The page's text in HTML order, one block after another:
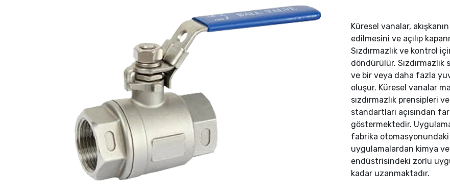
Küresel vanalar,
edilmesini ve açılıp
Sızdırmazlık ve kontrol
döndürülür. Sızdırmazlık
ve bir veya daha fazla
oluşur. Küresel vanalar
sızdırmazlık prensipleri
standartları açısından
göstermektedir.
fabrika
uygulamalardan kimya
endüstrisindeki zorlu
kadar uzanmaktadır.